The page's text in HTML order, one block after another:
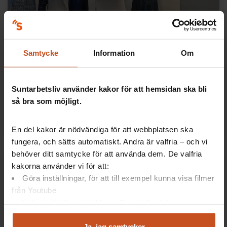
Samtycke Information Om
Suntarbetsliv använder kakor för att hemsidan ska bli
så bra som möjligt.
En del kakor är nödvändiga för att webbplatsen ska
fungera, och sätts automatiskt. Andra är valfria – och vi
behöver ditt samtycke för att använda dem. De valfria
kakorna använder vi för att:
Göra inställningar, för att till exempel kunna visa filmer
från Youtube
Analysera trafik för att kunna visa riktad information
våld
både personen som utsätts och arbetet.